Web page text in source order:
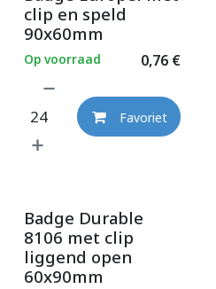
clip en speld
90x60mm
0,76€
Op voorraad
Favoriet
Badge Durable
8106 met clip
liggend open
60x90mm